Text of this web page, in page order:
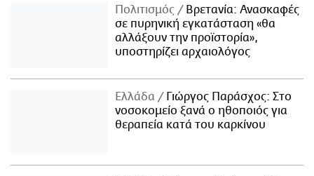
Πολιτισμός
Βρετανία: Ανασκαφές
σε πυρηνική εγκατάσταση «θα
αλλάξουν την προϊστορία»,
υποστηρίζει αρχαιολόγος
Ελλάδα
Γιώργος Παράσχος: Στο
νοσοκομείο ξανά ο ηθοποιός για
θεραπεία κατά του καρκίνου